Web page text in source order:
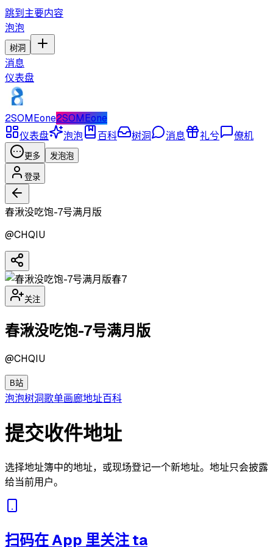
跳到主要内容
泡泡
树洞
消息
仪表盘
2SOMEone2SOMEone
仪表盘
泡泡 百科 树洞 消息 礼兮 僚机
更多 发泡泡
登录
春湫没吃饱-7号满月版
@CHQIU
春7
关注
春湫没吃饱-7号满月版
@CHQIU
B站
泡泡树洞歌单画廊地址百科
提交收件地址
选择地址簿中的地址，或现场登记一个新地址。地址只会披露
给当前用户。
扫码在 App 里关注 ta